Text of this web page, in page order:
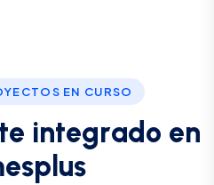
EN CURSO
te integrado en
esp us